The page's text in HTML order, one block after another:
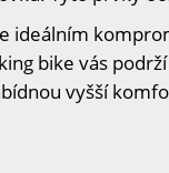
ideálním
bike vás
vyšší